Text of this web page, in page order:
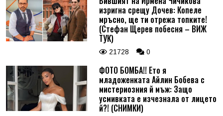
изригна срещу Дочев: Копеле
мръсно, ще ти отрежа топките!
(Стефан Щерев побесня – ВИЖ
ТУК)
21728 0
ФОТО БОМБА!! Ето я
младоженката Айлин Бобева с
мистериозния й мъж: Защо
усмивката е изчезнала от лицето
й?! (СНИМКИ)